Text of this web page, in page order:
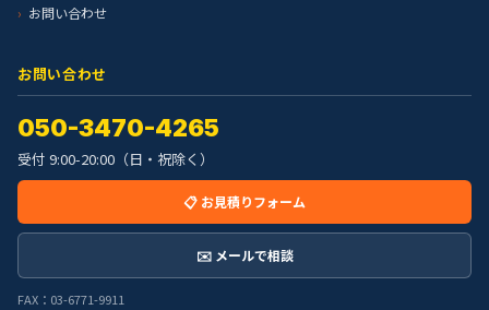
お問い合わせ
お問い合わせ
050-3470-4265
受付 9:00-20:00（日・祝除く）
📋 お見積りフォーム
✉️ メールで相談
FAX：03-6771-9911